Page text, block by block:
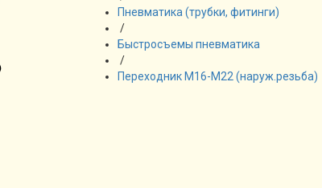
Пневматика (трубки, фитинги)
/
Быстросъемы пневматика
/
Переходник М16-М22 (наруж.резьба)